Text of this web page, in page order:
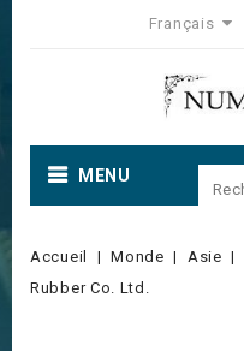
Français
MENU
Accueil Monde Asie
Rubber Co. Ltd.